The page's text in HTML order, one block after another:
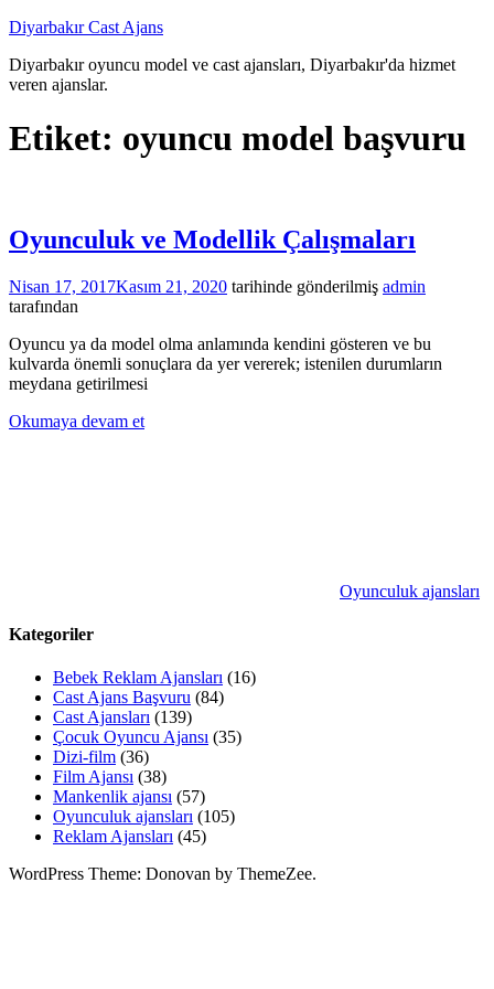
İçeriğe
Diyarbakır Cast Ajans
Diyarbakır oyuncu model ve cast ajansları, Diyarbakır'da hizmet
veren ajanslar.
Etiket: oyuncu model başvuru
Oyunculuk ve Modellik Çalışmaları
Nisan 17, 2017Kasım 21, 2020 tarihinde gönderilmiş admin
tarafından
Oyuncu ya da model olma anlamında kendini gösteren ve bu
kulvarda önemli sonuçlara da yer vererek; istenilen durumların
meydana getirilmesi
Okumaya devam et
Oyunculuk ajansları
Kategoriler
Bebek Reklam Ajansları (16)
Cast Ajans Başvuru (84)
Cast Ajansları (139)
Çocuk Oyuncu Ajansı (35)
Dizi-film (36)
Film Ajansı (38)
Mankenlik ajansı (57)
Oyunculuk ajansları (105)
Reklam Ajansları (45)
WordPress Theme: Donovan by ThemeZee.